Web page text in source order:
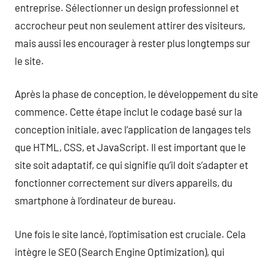
entreprise. Sélectionner un design professionnel et
accrocheur peut non seulement attirer des visiteurs,
mais aussi les encourager à rester plus longtemps sur
le site.
Après la phase de conception, le développement du site
commence. Cette étape inclut le codage basé sur la
conception initiale, avec l’application de langages tels
que HTML, CSS, et JavaScript. Il est important que le
site soit adaptatif, ce qui signifie qu’il doit s’adapter et
fonctionner correctement sur divers appareils, du
smartphone à l’ordinateur de bureau.
Une fois le site lancé, l’optimisation est cruciale. Cela
intègre le SEO (Search Engine Optimization), qui